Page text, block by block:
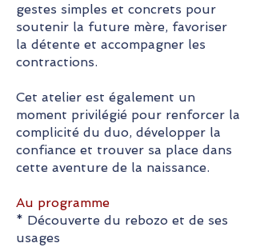
gestes simples et concrets pour
soutenir la future mère, favoriser
la détente et accompagner les
contractions.
Cet atelier est également un
moment privilégié pour renforcer la
complicité du duo, développer la
confiance et trouver sa place dans
cette aventure de la naissance.
Au programme
* Découverte du rebozo et de ses
usages